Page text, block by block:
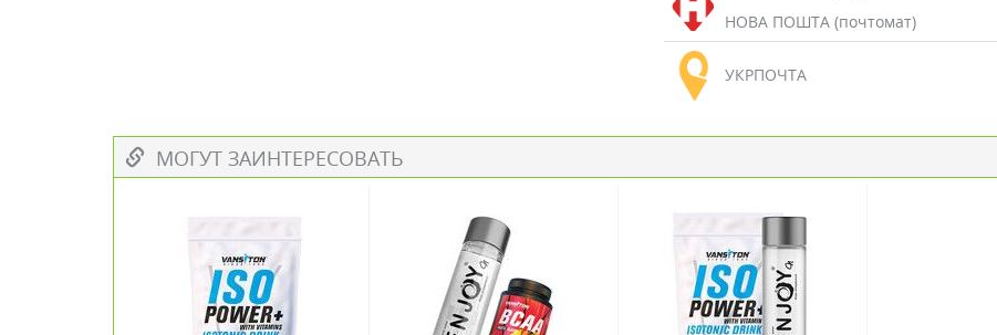
НОВА ПОШТА (почтомат)
УКРПОЧТА
МОГУТ ЗАИНТЕРЕСОВАТЬ